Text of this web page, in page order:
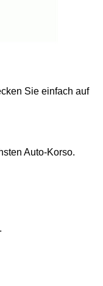
Sie einfach auf
Auto-Korso.